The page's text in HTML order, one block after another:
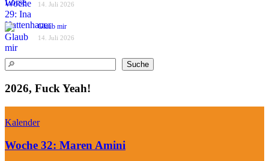
14. Juli 2026
Glaub mir
14. Juli 2026
Suchen Suche
2026, Fuck Yeah!
Kalender
Woche 32: Maren Amini